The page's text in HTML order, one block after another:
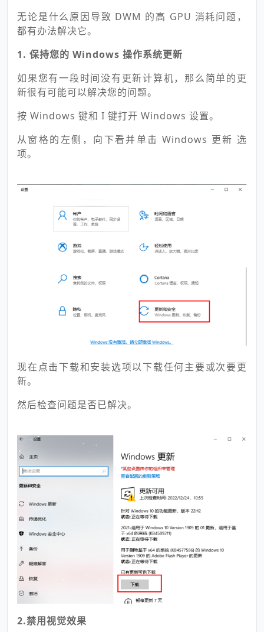
无论是什么原因导致 DWM 的高 GPU 消耗问题，
都有办法解决它。
1. 保持您的 Windows 操作系统更新
如果您有一段时间没有更新计算机，那么简单的更
新很有可能可以解决您的问题。
按 Windows 键和 I 键打开 Windows 设置。
从窗格的左侧，向下看并单击 Windows 更新 选
项。
现在点击下载和安装选项以下载任何主要或次要更
新。
然后检查问题是否已解决。
2.禁用视觉效果